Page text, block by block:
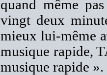
quand même
vingt deux
mieux lui-même
musique rapide,
musique rapide